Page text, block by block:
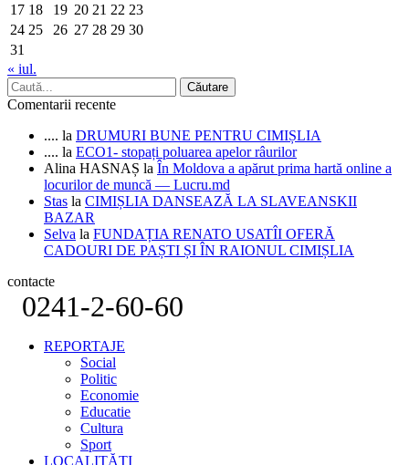
17 18 19 20 21 22 23
24 25 26 27 28 29 30
31
« iul.
Comentarii recente
.... la DRUMURI BUNE PENTRU CIMIȘLIA
.... la ECO1- stopați poluarea apelor râurilor
Alina HASNAȘ la În Moldova a apărut prima hartă online a
locurilor de muncă — Lucru.md
Stas la CIMIȘLIA DANSEAZĂ LA SLAVEANSKII
BAZAR
Selva la FUNDAȚIA RENATO USATÎI OFERĂ
CADOURI DE PAȘTI ȘI ÎN RAIONUL CIMIȘLIA
contacte
0241-2-60-60
REPORTAJE
Social
Politic
Economie
Educatie
Cultura
Sport
LOCALITĂȚI